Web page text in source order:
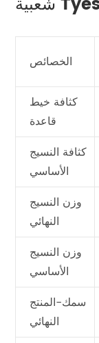
الخصائص
كثافة خيط
قاعدة
كثافة النسيج
الأساسي
وزن النسيج
النهائي
وزن النسيج
الأساسي
سمك-المنتج
النهائي